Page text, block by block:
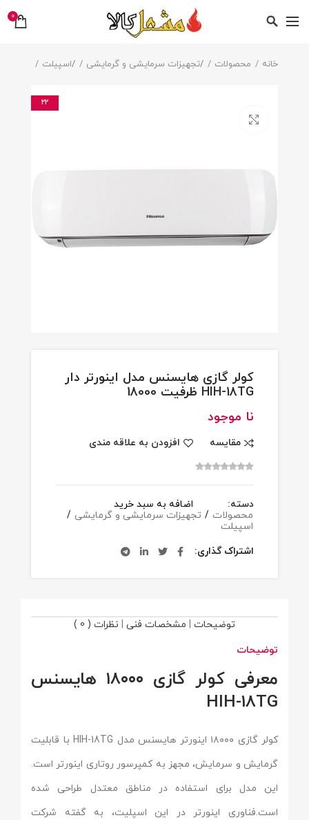
0
خانه محصولات /تجهیزات سرمایشی و گرمایشی /اسپیلت
22
کولر گازی هایسنس مدل اینورتر دار
HIH-18TG ظرفیت 18000
نا موجود
مقایسه افزودن به علاقه مندی
اضافه به سبد خرید
دسته:
محصولات / تجهیزات سرمایشی و گرمایشی /
اسپیلت
اشتراک گذاری
توضیحات | مشخصات فنی | نظرات ( 0 )
توضیحات
معرفی کولر گازی ۱۸۰۰۰ هایسنس
HIH-18TG
کولر گازی ۱۸۰۰۰ اینورتر هایسنس مدل HIH-18TG با قابلیت
گرمایش و سرمایش، مجهز به کمپرسور روتاری اینورتر است.
این مدل برای استفاده در مناطق معتدل طراحی شده
است.فناوری اینورتر در این اسپلیت، به گفته شرکت